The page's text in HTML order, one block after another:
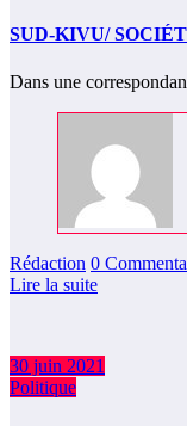
SUD-KIVU/
Dans une
Rédaction 0
Lire la suite
30 juin 2021
Politique